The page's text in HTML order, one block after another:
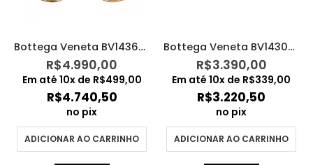
Bottega Veneta BV1436S – 004
R$4.990,00
Em até 10x de R$499,00
R$4.740,50
no pix
ADICIONAR AO CARRINHO
Bottega Veneta BV1430S – 002
R$3.390,00
Em até 10x de R$339,00
R$3.220,50
no pix
ADICIONAR AO CARRINHO